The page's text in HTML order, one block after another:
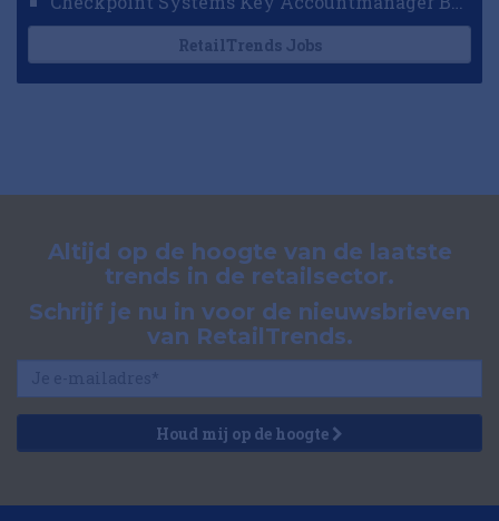
RetailTrends Jobs
Altijd op de hoogte van de laatste
trends in de retailsector.
Schrijf je nu in voor de nieuwsbrieven
van RetailTrends.
Houd mij op de hoogte